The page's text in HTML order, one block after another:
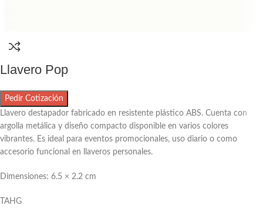
Llavero Pop
Pedir Cotización
Llavero destapador fabricado en resistente plástico ABS. Cuenta con
argolla metálica y diseño compacto disponible en varios colores
vibrantes. Es ideal para eventos promocionales, uso diario o como
accesorio funcional en llaveros personales.
Dimensiones: 6.5 × 2.2 cm
TAHG